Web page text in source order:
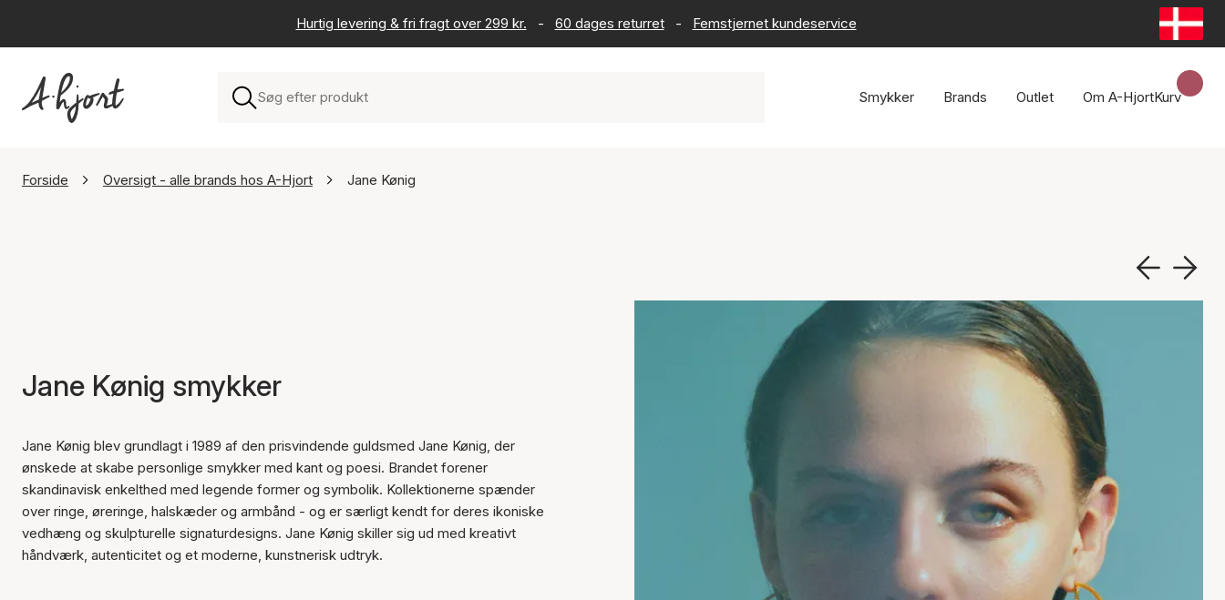
Hurtig levering & fri fragt over 299 kr. - 60 dages returret - Femstjernet kundeservice
Smykker Brands Outlet Om A-HjortKurv
Forside Oversigt - alle brands hos A-Hjort Jane Kønig
Jane Kønig smykker
Jane Kønig blev grundlagt i 1989 af den prisvindende guldsmed Jane Kønig, der
ønskede at skabe personlige smykker med kant og poesi. Brandet forener
skandinavisk enkelthed med legende former og symbolik. Kollektionerne spænder
over ringe, øreringe, halskæder og armbånd - og er særligt kendt for deres ikoniske
vedhæng og skulpturelle signaturdesigns. Jane Kønig skiller sig ud med kreativt
håndværk, autenticitet og et moderne, kunstnerisk udtryk.